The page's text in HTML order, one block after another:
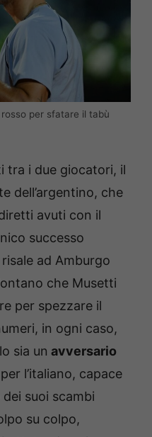
per sfatare il tabù
tra i due giocatori, il
dell’argentino, che
avuti con il
successo
ad Amburgo
che Musetti
per spezzare il
in ogni caso,
sia un avversario
per l’italiano, capace
suoi scambi
su colpo,